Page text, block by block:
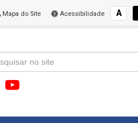
Mapa do Site Acessibilidade A